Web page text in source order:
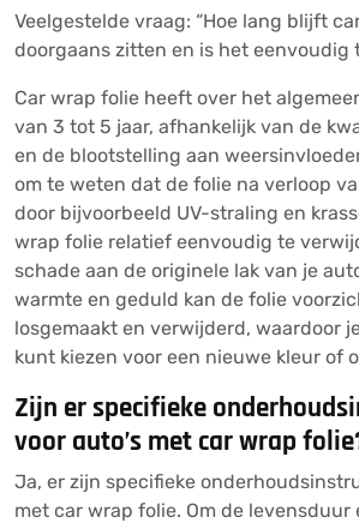
Veelgestelde vraag: “Hoe lang blijft
doorgaans zitten en is het eenvoudig
Car wrap folie heeft over het
van 3 tot 5 jaar, afhankelijk van de
en de blootstelling aan
om te weten dat de folie na verloop
door bijvoorbeeld UV-straling en
wrap folie relatief eenvoudig te
schade aan de originele lak van je
warmte en geduld kan de folie
losgemaakt en verwijderd, waardoor
kunt kiezen voor een nieuwe kleur of
Zijn er specifieke
voor auto’s met car wrap
Ja, er zijn specifieke
met car wrap folie. Om de